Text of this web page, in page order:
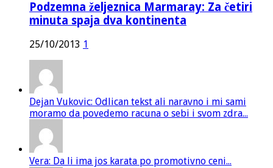
Podzemna željeznica Marmaray: Za četiri
minuta spaja dva kontinenta
25/10/2013 1
Dejan Vukovic: Odlican tekst ali naravno i mi sami
moramo da povedemo racuna o sebi i svom zdra...
Vera: Da li ima jos karata po promotivno ceni...